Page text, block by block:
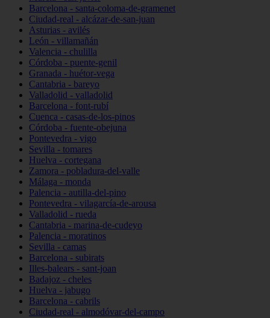
Barcelona - santa-coloma-de-gramenet
Ciudad-real - alcázar-de-san-juan
Asturias - avilés
León - villamañán
Valencia - chulilla
Córdoba - puente-genil
Granada - huétor-vega
Cantabria - bareyo
Valladolid - valladolid
Barcelona - font-rubí
Cuenca - casas-de-los-pinos
Córdoba - fuente-obejuna
Pontevedra - vigo
Sevilla - tomares
Huelva - cortegana
Zamora - pobladura-del-valle
Málaga - monda
Palencia - autilla-del-pino
Pontevedra - vilagarcía-de-arousa
Valladolid - rueda
Cantabria - marina-de-cudeyo
Palencia - moratinos
Sevilla - camas
Barcelona - subirats
Illes-balears - sant-joan
Badajoz - cheles
Huelva - jabugo
Barcelona - cabrils
Ciudad-real - almodóvar-del-campo